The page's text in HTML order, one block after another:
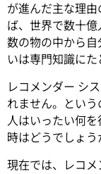
が進んだ主な理
ば、世界で数十
数の物の中から
いは専門知識にた
レコメンダー シ
れません。という
人はいったい何
時はどうでしょう
現在では、レコ